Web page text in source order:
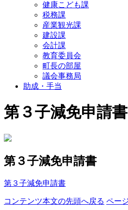
健康こども課
税務課
産業観光課
建設課
会計課
教育委員会
町長の部屋
議会事務局
助成・手当
第３子減免申請書
第３子減免申請書
第３子減免申請書
コンテンツ本文の先頭へ戻る ペー